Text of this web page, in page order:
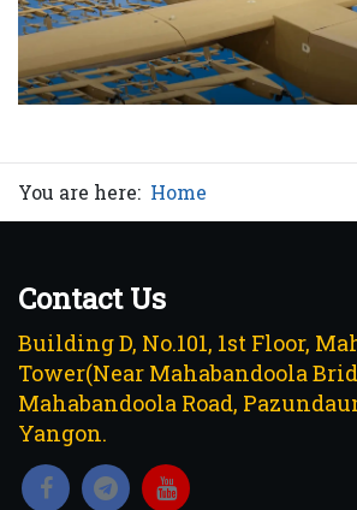
You are here: Home
Contact Us
Building D, No.101, 1st Floor,
Tower(Near Mahabandoola
Mahabandoola Road,
Yangon.